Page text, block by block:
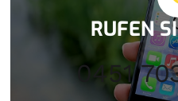
RUFEN
0451